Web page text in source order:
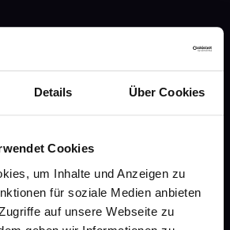
Details Über Cookies
Cookies
um Inhalte und Anzeigen zu
für soziale Medien anbieten
auf unsere Webseite zu